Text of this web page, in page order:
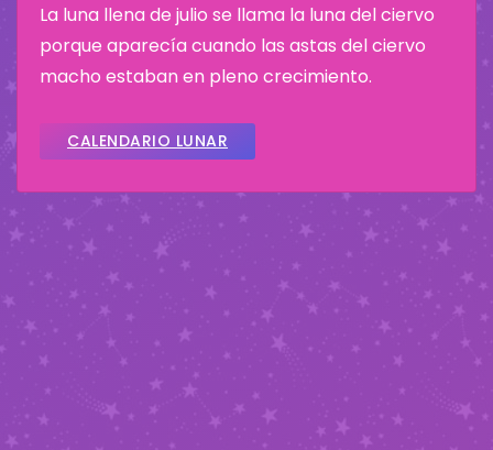
La luna llena de julio se llama la luna del ciervo
porque aparecía cuando las astas del ciervo
macho estaban en pleno crecimiento.
CALENDARIO LUNAR